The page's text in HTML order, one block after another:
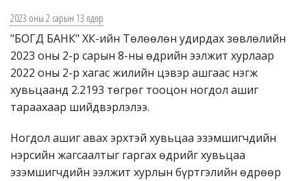
2023 оны 2 сарын 13 өдөр
"БОГД БАНК" ХК-ийн Төлөөлөн удирдах зөвлөлийн
2023 оны 2-р сарын 8-ны өдрийн ээлжит хурлаар
2022 оны 2-р хагас жилийн цэвэр ашгаас нэгж
хувьцаанд 2.2193 төгрөг тооцон ногдол ашиг
тараахаар шийдвэрлэлээ.
Ногдол ашиг авах эрхтэй хувьцаа эзэмшигчдийн
нэрсийн жагсаалтыг гаргах өдрийг хувьцаа
эзэмшигчдийн ээлжит хурлын бүртгэлийн өдрөөр